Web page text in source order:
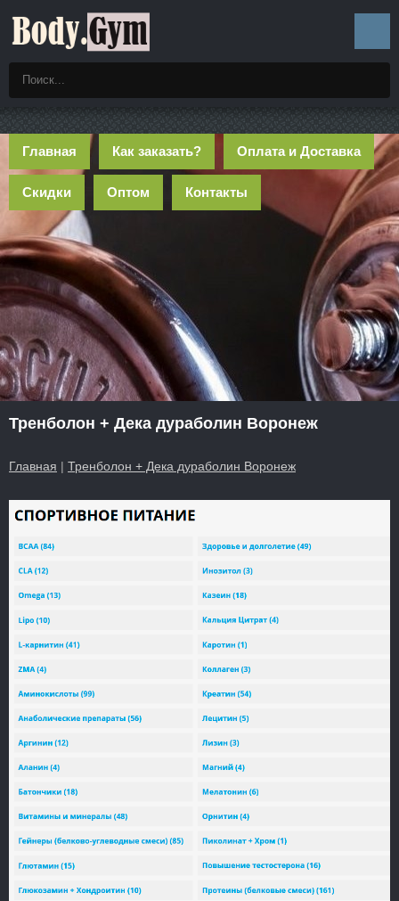
Главная Как заказать? Оплата и Доставка
Скидки Оптом Контакты
Тренболон + Дека дураболин Воронеж
Главная | Тренболон + Дека дураболин Воронеж